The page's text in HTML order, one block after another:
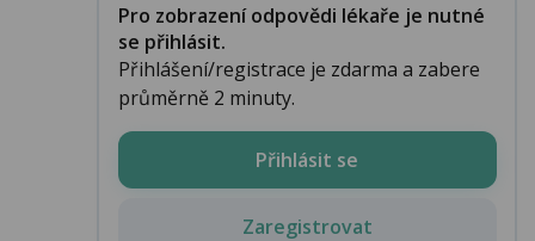
Pro zobrazení odpovědi lékaře je nutné
se přihlásit.
Přihlášení/registrace je zdarma a zabere
průměrně 2 minuty.
Přihlásit se
Zaregistrovat